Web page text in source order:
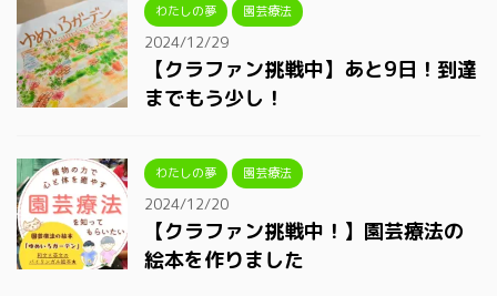
わたしの夢 園芸療法
2024/12/29
【クラファン挑戦中】あと9日！到達
までもう少し！
わたしの夢 園芸療法
2024/12/20
【クラファン挑戦中！】園芸療法の
絵本を作りました